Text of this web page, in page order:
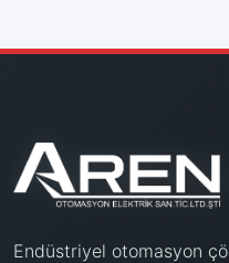
Endüstriyel otomasyon